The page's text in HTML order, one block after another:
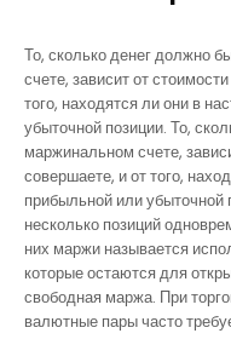
То, сколько денег должно
счете, зависит от
того, находятся ли они в
убыточной позиции. То,
маржинальном счете,
совершаете, и от того,
прибыльной или убыточной
несколько позиций
них маржи называется
которые остаются для
свободная маржа. При
валютные пары часто